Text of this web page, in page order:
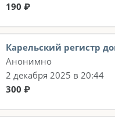
190 ₽
Карельский регистр
Анонимно
2 декабря 2025 в 20:44
300 ₽